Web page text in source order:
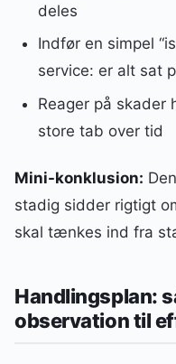
deles
Indfør en simpel
service: er alt sat
Reager på skader
store tab over tid
Mini-konklusion:
stadig sidder rigtigt
skal tænkes ind fra
Handlingsplan:
observation til